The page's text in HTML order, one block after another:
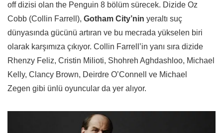
off dizisi olan the Penguin 8 bölüm sürecek. Dizide Oz
Cobb (Collin Farrell), Gotham City’nin yeraltı suç
dünyasında gücünü artıran ve bu mecrada yükselen biri
olarak karşımıza çıkıyor. Collin Farrell’in yanı sıra dizide
Rhenzy Feliz, Cristin Milioti, Shohreh Aghdashloo, Michael
Kelly, Clancy Brown, Deirdre O’Connell ve Michael
Zegen gibi ünlü oyuncular da yer alıyor.